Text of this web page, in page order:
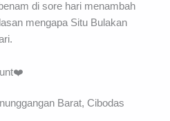
di sore hari menambah
mengapa Situ Bulakan
Barat, Cibodas